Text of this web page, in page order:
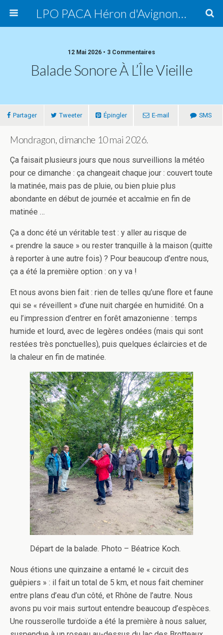
LPO PACA Héron d'Avignon, groupe local
12 Mai 2026 • 3 Commentaires
Balade Sonore À L’Île Vieille
Partager Tweeter Épingler E-mail SMS
Mondragon, dimanche 10 mai 2026.
Ça faisait plusieurs jours que nous surveillions la météo
pour ce dimanche : ça changeait chaque jour : couvert toute
la matinée, mais pas de pluie, ou bien pluie plus
abondante en début de journée et accalmie en fin de
matinée …
Ça a donc été un véritable test : y aller au risque de
« prendre la sauce » ou rester tranquille à la maison (quitte
à reporter à une autre fois) ? Pour beaucoup d’entre nous,
ça a été la première option : on y va !
Et nous avons bien fait : rien de telles qu’une flore et faune
qui se « réveillent » d’une nuit chargée en humidité. On a
eu l’impression d’entrer en forêt amazonienne : temps
humide et lourd, avec de legères ondées (mais qui sont
restées très ponctuelles), puis quelques éclaircies et de
la chaleur en fin de matinée.
Départ de la balade. Photo – Béatrice Koch.
Nous étions une quinzaine a entamé le « circuit des
guêpiers » : il fait un total de 5 km, et nous fait cheminer
entre plans d’eau d’un côté, et Rhône de l’autre. Nous
avons pu voir mais surtout entendre beaucoup d’espèces.
Une rousserolle turdoïde a été la première à nous saluer,